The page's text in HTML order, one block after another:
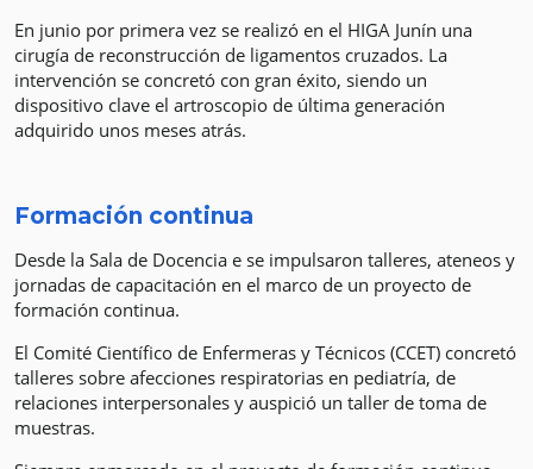
En junio por primera vez se realizó en el HIGA Junín una
cirugía de reconstrucción de ligamentos cruzados. La
intervención se concretó con gran éxito, siendo un
dispositivo clave el artroscopio de última generación
adquirido unos meses atrás.
Formación continua
Desde la Sala de Docencia e se impulsaron talleres, ateneos y
jornadas de capacitación en el marco de un proyecto de
formación continua.
El Comité Científico de Enfermeras y Técnicos (CCET) concretó
talleres sobre afecciones respiratorias en pediatría, de
relaciones interpersonales y auspició un taller de toma de
muestras.